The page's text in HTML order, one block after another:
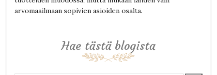
arvomaailmaan sopivien asioiden osalta.
Hae tästä blogista